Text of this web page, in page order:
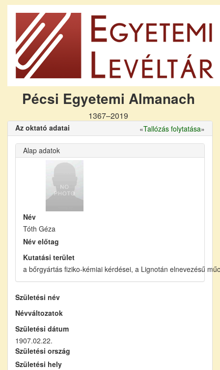
Pécsi Egyetemi Almanach
1367–2019
Az oktató adatai «Tallózás folytatása»
Alap adatok
Név
Tóth Géza
Név előtag
Kutatási terület
a bőrgyártás fiziko-kémiai kérdései, a Lignotán elnevezésű
Születési név
Névváltozatok
Születési dátum
1907.02.22.
Születési ország
Születési hely